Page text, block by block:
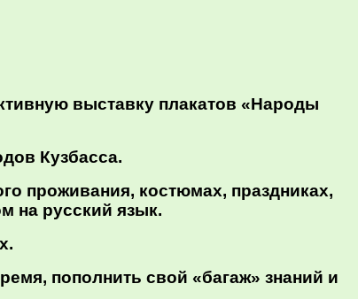
выставку плакатов «Народы
Кузбасса.
проживания, костюмах, праздниках,
на русский язык.
пополнить свой «багаж» знаний и